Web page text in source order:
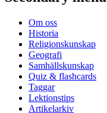
Om oss
Historia
Religionskunskap
Geografi
Samhällskunskap
Quiz & flashcards
Taggar
Lektionstips
Artikelarkiv